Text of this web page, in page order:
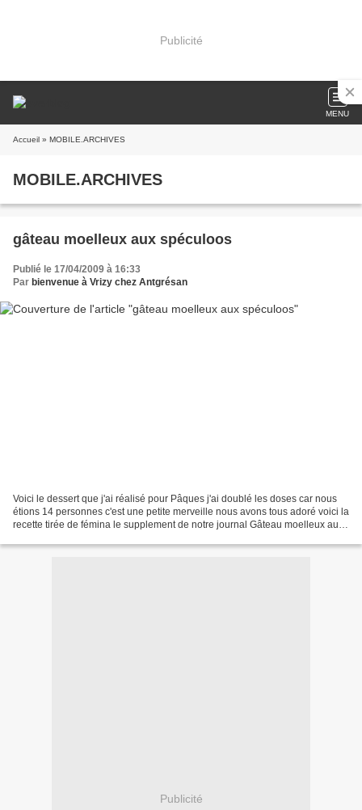
Publicité
MENU
Accueil » MOBILE.ARCHIVES
MOBILE.ARCHIVES
gâteau moelleux aux spéculoos
Publié le 17/04/2009 à 16:33
Par bienvenue à Vrizy chez Antgrésan
Voici le dessert que j'ai réalisé pour Pâques j'ai doublé les doses car nous
étions 14 personnes c'est une petite merveille nous avons tous adoré voici la
recette tirée de fémina le supplement de notre journal Gâteau moelleux aux
Publicité